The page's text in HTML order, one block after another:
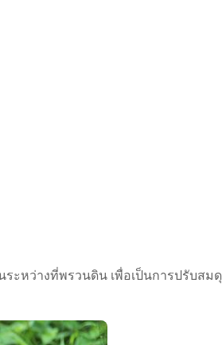
ะหว่างที่พรวนดิน เพื่อเป็นการปรับสม